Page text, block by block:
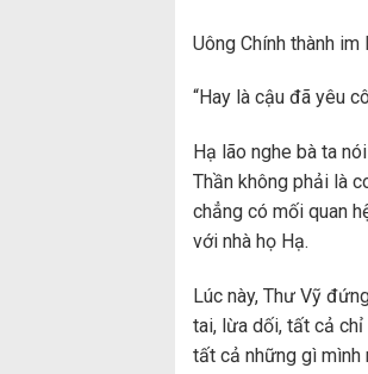
Uông Chính thành im
“Hay là cậu đã yêu
Hạ lão nghe bà ta
Thần không phải là
chẳng có mối quan
với nhà họ Hạ.
Lúc này, Thư Vỹ
tai, lừa dối, tất cả
tất cả những gì mình